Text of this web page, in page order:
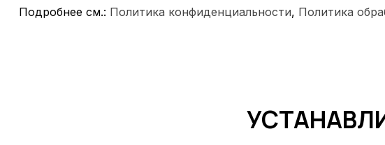
Подробнее см.: Политика конфиденциальности, Политика